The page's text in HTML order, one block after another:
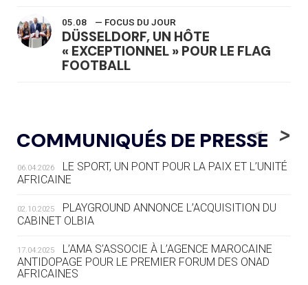
05.08 — FOCUS DU JOUR
DÜSSELDORF, UN HÔTE
« EXCEPTIONNEL » POUR LE FLAG
FOOTBALL
LE RÊVE DE VOIR LA LUGE ALPINE
AUX JO « N'EST PAS FINI »
05.08 — TIR À L'ARC
DES MONDIAUX À BRISBANE SUR LA
ROUTE DES JO 2032
LE VILLAGE OLYMPIQUE DES ARAVIS
SE DESSINE
COMMUNIQUÉS DE PRESSE
<
06.04.2026
LE SPORT, UN PONT POUR LA PAIX ET L’UNITÉ
AFRICAINE
02.10.2025
PLAYGROUND ANNONCE L’ACQUISITION DU
CABINET OLBIA
17.04.2025
L’AMA S’ASSOCIE À L’AGENCE MAROCAINE
ANTIDOPAGE POUR LE PREMIER FORUM DES ONAD
AFRICAINES
>